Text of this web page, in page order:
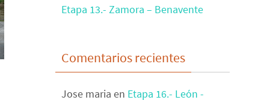
Etapa 13.- Zamora – Benavente
Comentarios recientes
Jose maria en Etapa 16.- León -